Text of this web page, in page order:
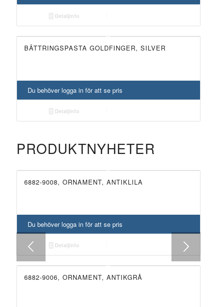
Detaljinfo
BÄTTRINGSPASTA GOLDFINGER, SILVER
Du behöver logga in för att se pris
Detaljinfo
PRODUKTNYHETER
6882-9008, ORNAMENT, ANTIKLILA
Du behöver logga in för att se pris
Detaljinfo
6882-9006, ORNAMENT, ANTIKGRÅ